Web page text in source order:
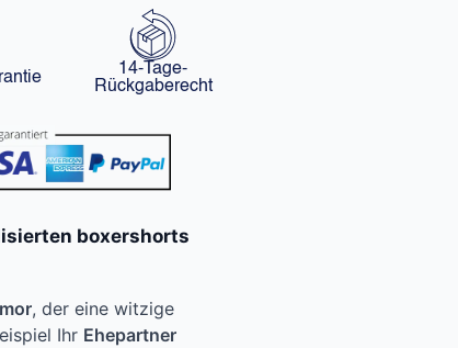
14-Tage-
Rückgaberecht
boxershorts
, der eine witzige
Ihr Ehepartner